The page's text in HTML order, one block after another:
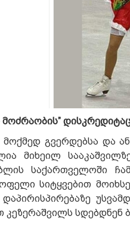
მოქმედ გვერდებსა და
მიხეილ
საქართველოში
სიტყვებით
სდებდნენ